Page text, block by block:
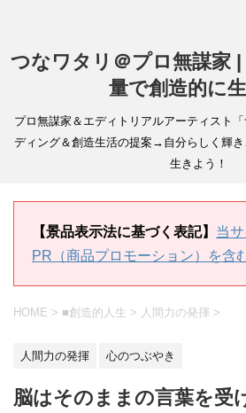
つなワタリ＠プロ無謀家
量で創造的に
プロ無謀家＆エディトリアルアーティスト
ディング＆創造生活の提案→自分らしく輝
生きよう！
【景品表示法に基づく表記】 当
PR（商品プロモーション）を含
HOME > ■創造的人生 > 人間力の発揮 >
人間力の発揮 心のつぶやき
脳はそのままの言葉を受